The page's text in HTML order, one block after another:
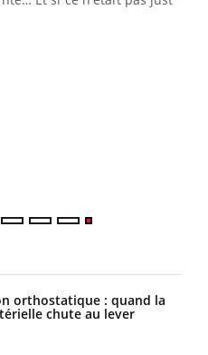
orthostatique : quand la
chute au lever